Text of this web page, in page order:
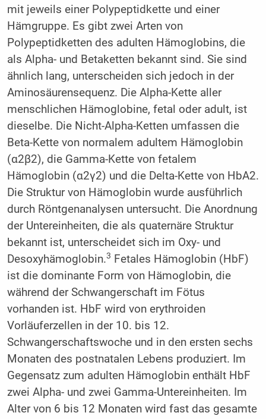
mit jeweils einer Polypeptidkette und einer
Hämgruppe. Es gibt zwei Arten von
Polypeptidketten des adulten Hämoglobins, die
als Alpha- und Betaketten bekannt sind. Sie sind
ähnlich lang, unterscheiden sich jedoch in der
Aminosäurensequenz. Die Alpha-Kette aller
menschlichen Hämoglobine, fetal oder adult, ist
dieselbe. Die Nicht-Alpha-Ketten umfassen die
Beta-Kette von normalem adultem Hämoglobin
(α2β2), die Gamma-Kette von fetalem
Hämoglobin (α2γ2) und die Delta-Kette von HbA2.
Die Struktur von Hämoglobin wurde ausführlich
durch Röntgenanalysen untersucht. Die Anordnung
der Untereinheiten, die als quaternäre Struktur
bekannt ist, unterscheidet sich im Oxy- und
Desoxyhämoglobin.3 Fetales Hämoglobin (HbF)
ist die dominante Form von Hämoglobin, die
während der Schwangerschaft im Fötus
vorhanden ist. HbF wird von erythroiden
Vorläuferzellen in der 10. bis 12.
Schwangerschaftswoche und in den ersten sechs
Monaten des postnatalen Lebens produziert. Im
Gegensatz zum adulten Hämoglobin enthält HbF
zwei Alpha- und zwei Gamma-Untereinheiten. Im
Alter von 6 bis 12 Monaten wird fast das gesamte